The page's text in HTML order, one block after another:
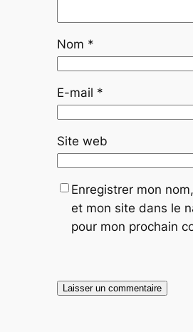
Nom *
E-mail *
Site web
Enregistrer mon
et mon site dans le
pour mon prochain